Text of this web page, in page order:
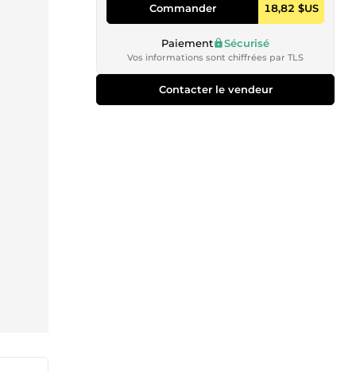
Commander 18,82 $US
Paiement Sécurisé
Vos informations sont chiffrées par TLS
Contacter le vendeur